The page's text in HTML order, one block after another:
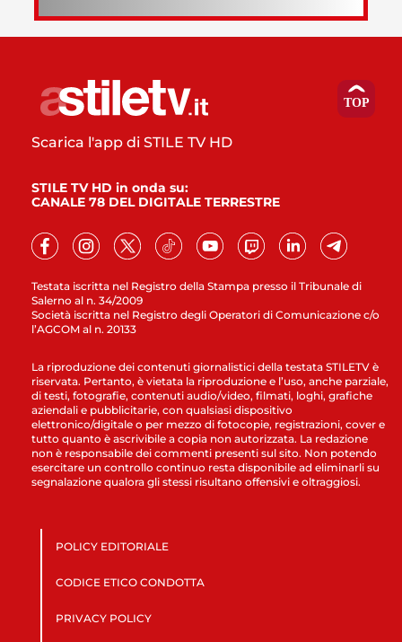
Testata iscritta nel Registro della Stampa presso il Tribunale di
Salerno al n. 34/2009
Società iscritta nel Registro degli Operatori di Comunicazione c/o
l’AGCOM al n. 20133
Scarica l'app di STILE TV HD
STILE TV HD in onda su:
CANALE 78 DEL DIGITALE TERRESTRE
La riproduzione dei contenuti giornalistici della testata STILETV è
riservata. Pertanto, è vietata la riproduzione e l’uso, anche parziale,
di testi, fotografie, contenuti audio/video, filmati, loghi, grafiche
aziendali e pubblicitarie, con qualsiasi dispositivo
elettronico/digitale o per mezzo di fotocopie, registrazioni, cover e
tutto quanto è ascrivibile a copia non autorizzata. La redazione
non è responsabile dei commenti presenti sul sito. Non potendo
esercitare un controllo continuo resta disponibile ad eliminarli su
segnalazione qualora gli stessi risultano offensivi e oltraggiosi.
POLICY EDITORIALE
CODICE ETICO CONDOTTA
PRIVACY POLICY